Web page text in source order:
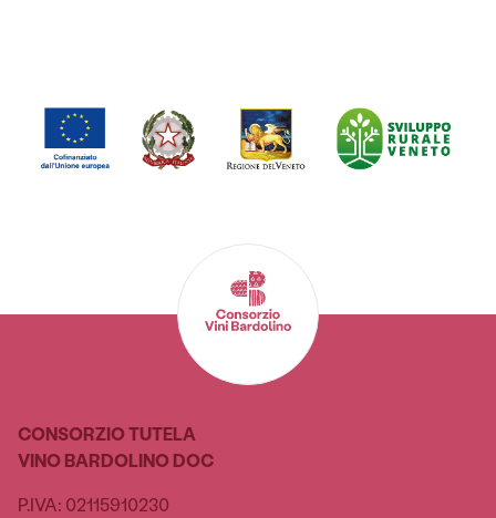
CONSORZIO TUTELA
VINO BARDOLINO DOC
P.IVA: 02115910230